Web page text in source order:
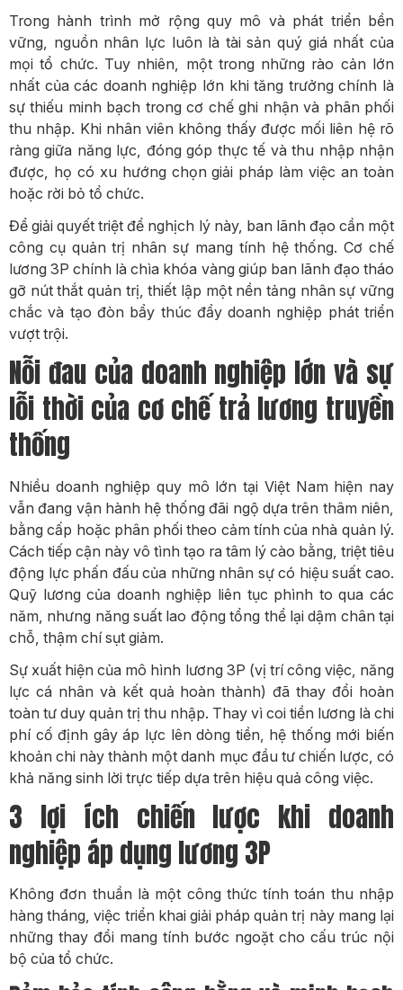
Trong hành trình mở rộng quy mô và phát triển bền
vững, nguồn nhân lực luôn là tài sản quý giá nhất của
mọi tổ chức. Tuy nhiên, một trong những rào cản lớn
nhất của các doanh nghiệp lớn khi tăng trưởng chính là
sự thiếu minh bạch trong cơ chế ghi nhận và phân phối
thu nhập. Khi nhân viên không thấy được mối liên hệ rõ
ràng giữa năng lực, đóng góp thực tế và thu nhập nhận
được, họ có xu hướng chọn giải pháp làm việc an toàn
hoặc rời bỏ tổ chức.
Để giải quyết triệt để nghịch lý này, ban lãnh đạo cần một
công cụ quản trị nhân sự mang tính hệ thống. Cơ chế
lương 3P chính là chìa khóa vàng giúp ban lãnh đạo tháo
gỡ nút thắt quản trị, thiết lập một nền tảng nhân sự vững
chắc và tạo đòn bẩy thúc đẩy doanh nghiệp phát triển
vượt trội.
Nỗi đau của doanh nghiệp lớn và sự
lỗi thời của cơ chế trả lương truyền
thống
Nhiều doanh nghiệp quy mô lớn tại Việt Nam hiện nay
vẫn đang vận hành hệ thống đãi ngộ dựa trên thâm niên,
bằng cấp hoặc phân phối theo cảm tính của nhà quản lý.
Cách tiếp cận này vô tình tạo ra tâm lý cào bằng, triệt tiêu
động lực phấn đấu của những nhân sự có hiệu suất cao.
Quỹ lương của doanh nghiệp liên tục phình to qua các
năm, nhưng năng suất lao động tổng thể lại dậm chân tại
chỗ, thậm chí sụt giảm.
Sự xuất hiện của mô hình lương 3P (vị trí công việc, năng
lực cá nhân và kết quả hoàn thành) đã thay đổi hoàn
toàn tư duy quản trị thu nhập. Thay vì coi tiền lương là chi
phí cố định gây áp lực lên dòng tiền, hệ thống mới biến
khoản chi này thành một danh mục đầu tư chiến lược, có
khả năng sinh lời trực tiếp dựa trên hiệu quả công việc.
3 lợi ích chiến lược khi doanh
nghiệp áp dụng lương 3P
Không đơn thuần là một công thức tính toán thu nhập
hàng tháng, việc triển khai giải pháp quản trị này mang lại
những thay đổi mang tính bước ngoặt cho cấu trúc nội
bộ của tổ chức.